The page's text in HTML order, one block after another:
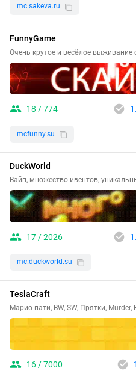
mc.sakeva.ru
FunnyGame
Очень крутое и весёлое
18 / 774
mcfunny.su
DuckWorld
Вайп, множество ивентов,
17 / 2026
mc.duckworld.su
TeslaCraft
Марио пати, BW, SW, Прятки, Murder,
16 / 7000